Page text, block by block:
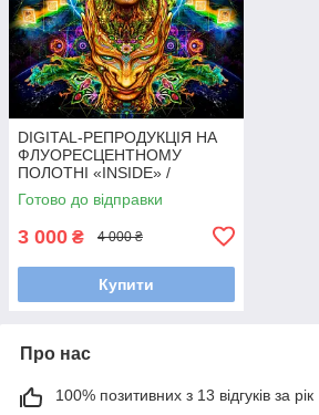
DIGITAL-РЕПРОДУКЦІЯ НА
ФЛУОРЕСЦЕНТНОМУ
ПОЛОТНІ «INSIDE» /
Флуоресцентна репродукція
N-ZiGO.
Готово до відправки
3 000 ₴ 4 000 ₴
Купити
Про нас
100% позитивних з 13 відгуків за рік